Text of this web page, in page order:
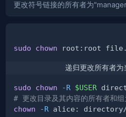
更改符号链接的所有者为
sudo chown
递归更改所有者为
sudo chown -R $USER
# 更改目录及其内容的所有者
chown
-R